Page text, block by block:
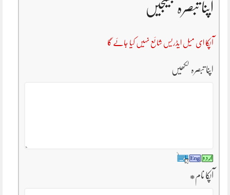
اپنا تبصرہ بھیجیں
آپکا ای میل ایڈریس شائع نہیں کیا جائے گا
اپنا تبصرہ لکھیں
آپکا نام*